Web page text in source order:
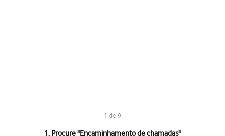
1 de 9
1. Procure "Encaminhamento de chamadas"